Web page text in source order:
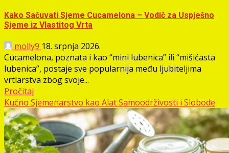
Kako Sačuvati Sjeme Cucamelona – Vodič za Uspješno
Sjeme iz Vlastitog Vrta
molly9 18. srpnja 2026.
Cucamelona, poznata i kao “mini lubenica” ili “mišićasta
lubenica”, postaje sve popularnija među ljubiteljima
vrtlarstva zbog svoje...
Pročitaj
Kućno Sjemenarstvo kao Alat Samoodrživosti i Slobode